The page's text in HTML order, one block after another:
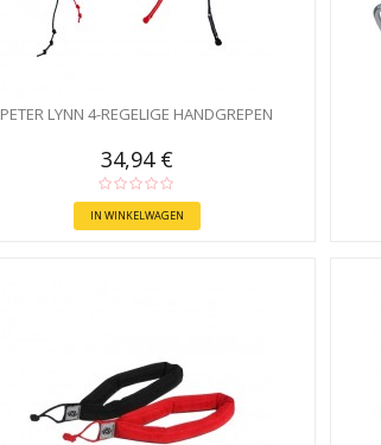
PETER LYNN 4-REGELIGE HANDGREPEN
34,94 €
IN WINKELWAGEN